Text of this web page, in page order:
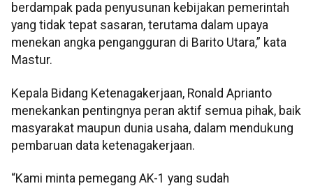
berdampak pada penyusunan kebijakan pemerintah
yang tidak tepat sasaran, terutama dalam upaya
menekan angka pengangguran di Barito Utara,” kata
Mastur.
Kepala Bidang Ketenagakerjaan, Ronald Aprianto
menekankan pentingnya peran aktif semua pihak, baik
masyarakat maupun dunia usaha, dalam mendukung
pembaruan data ketenagakerjaan.
“Kami minta pemegang AK-1 yang sudah